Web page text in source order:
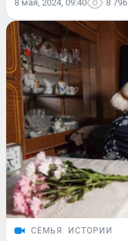
8 мая, 2024, 09:40 8 796
СЕМЬЯ ИСТОРИИ